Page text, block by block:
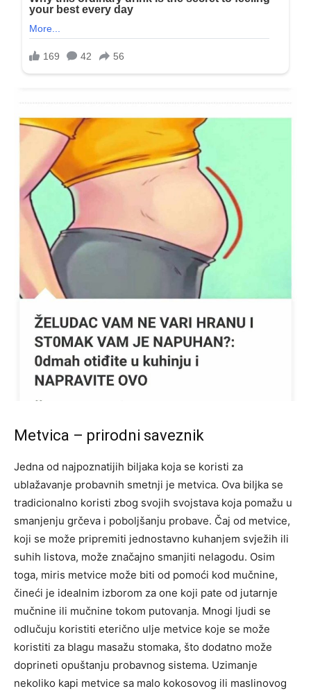
Metvica – prirodni saveznik
Jedna od najpoznatijih biljaka koja se koristi za
ublažavanje probavnih smetnji je metvica. Ova biljka se
tradicionalno koristi zbog svojih svojstava koja pomažu u
smanjenju grčeva i poboljšanju probave. Čaj od metvice,
koji se može pripremiti jednostavno kuhanjem svježih ili
suhih listova, može značajno smanjiti nelagodu. Osim
toga, miris metvice može biti od pomoći kod mučnine,
čineći je idealnim izborom za one koji pate od jutarnje
mučnine ili mučnine tokom putovanja. Mnogi ljudi se
odlučuju koristiti eterično ulje metvice koje se može
koristiti za blagu masažu stomaka, što dodatno može
doprineti opuštanju probavnog sistema. Uzimanje
nekoliko kapi metvice sa malo kokosovog ili maslinovog